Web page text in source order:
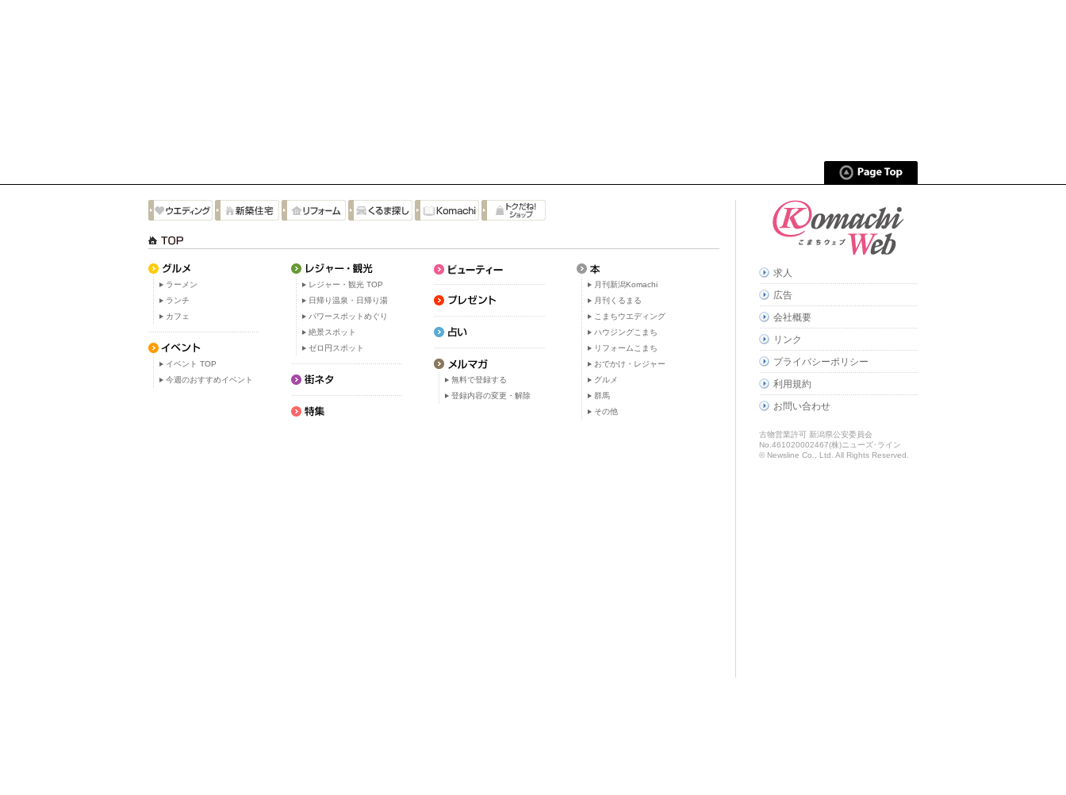
ラーメン
ランチ
カフェ
イベント TOP
今週のおすすめイベント
レジャー・観光 TOP
日帰り温泉・日帰り湯
パワースポットめぐり
絶景スポット
ゼロ円スポット
無料で登録する
登録内容の変更・解除
月刊新潟Komachi
月刊くるまる
こまちウエディング
ハウジングこまち
リフォームこまち
おでかけ・レジャー
グルメ
群馬
その他
求人
広告
会社概要
リンク
プライバシーポリシー
利用規約
お問い合わせ
古物営業許可 新潟県公安委員会
No.461020002467(株)ニューズ･ライン
© Newsline Co., Ltd. All Rights Reserved.